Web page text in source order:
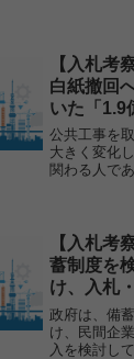
を整理しつ
【入札考
白紙撤回
いた「1.9
公共工事を
大きく変化
関わる人で
に追い込
【入札考
蓄制度を
け、入札
政府は、備
け、民間企
入を検討し